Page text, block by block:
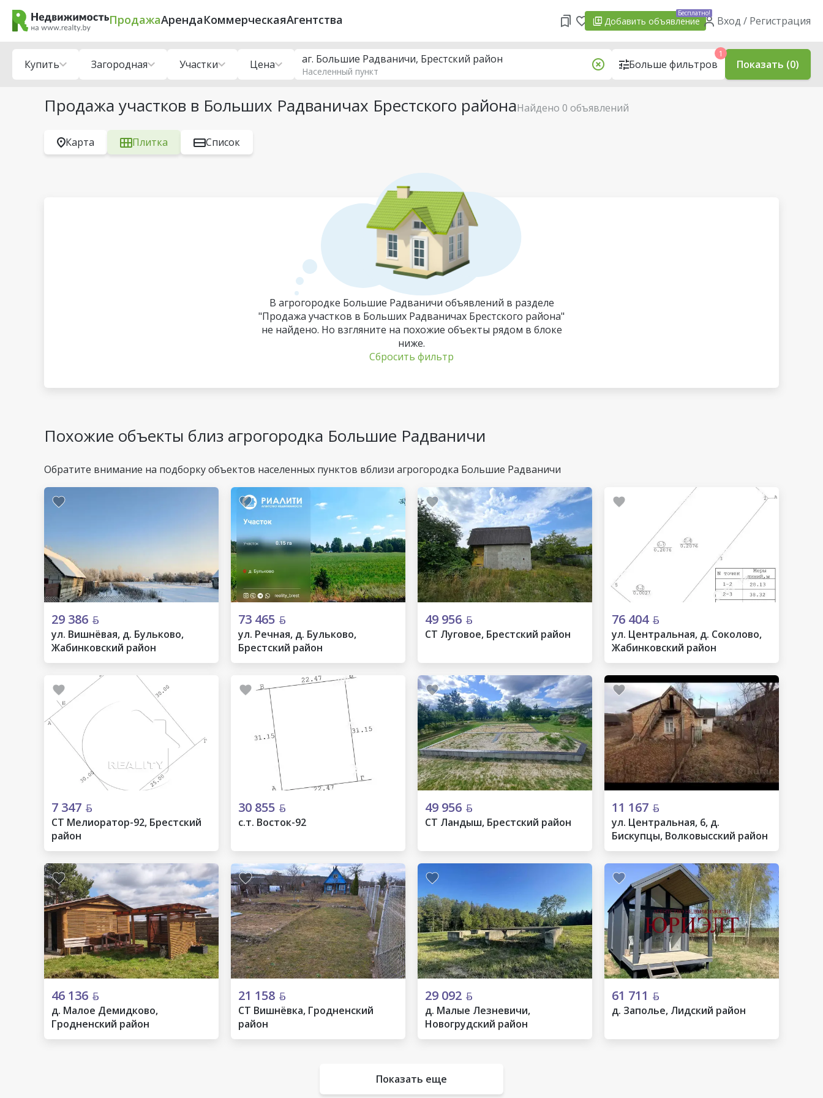
ПродажаАрендаКоммерческаяАгентства Добавить объявление
Бесплатно!
Вход / Регистрация
Продажа участков в Больших Радваничах Брестского районаНайдено 0 объявлений
Купить Загородная Участки Цена аг. Большие Радваничи, Брестский район
Населенный пункт Больше фильтров
1
Показать (0)
Карта Плитка Список
В агрогородке Большие Радваничи объявлений в разделе
"Продажа участков в Больших Радваничах Брестского района"
не найдено. Но взгляните на похожие объекты рядом в блоке
ниже.
Сбросить фильтр
Похожие объекты близ агрогородка Большие Радваничи
Обратите внимание на подборку объектов населенных пунктов вблизи агрогородка Большие Радваничи
29 386
ул. Вишнёвая, д. Бульково,
Жабинковский район
73 465
ул. Речная, д. Бульково,
Брестский район
49 956
СТ Луговое, Брестский район
76 404
ул. Центральная, д. Соколово,
Жабинковский район
7 347
СТ Мелиоратор-92, Брестский
район
30 855
с.т. Восток-92
49 956
СТ Ландыш, Брестский район
11 167
ул. Центральная, 6, д.
Бискупцы, Волковысский район
46 136
д. Малое Демидково,
Гродненский район
21 158
СТ Вишнёвка, Гродненский
район
29 092
д. Малые Лезневичи,
Новогрудский район
61 711
д. Заполье, Лидский район
Показать еще